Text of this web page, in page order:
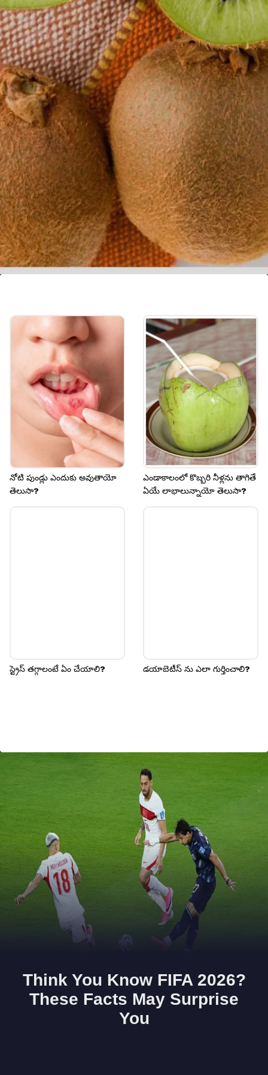
కివీ పండ్లలో ఎన్నో రకాల పోషకాలుంటాయి. ఇవి బీపీని
నియంత్రించడానికి కూడా ఎంతగానో సహాయపడతాయి.
Image credits: our own
నోటి పుండ్లు ఎందుకు అవుతాయో
తెలుసా?
ఎండాకాలంలో కొబ్బరి నీళ్లను తాగితే
ఏయే లాభాలున్నాయో తెలుసా?
స్ట్రెస్ తగ్గాలంటే ఏం చేయాలి? డయాబెటీస్ ను ఎలా గుర్తించాలి?